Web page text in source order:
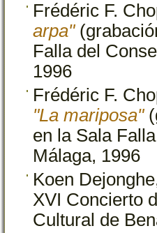
Frédéric F.
arpa"
Falla del
1996
Frédéric F.
"La mariposa"
en la Sala
Málaga, 1996
Koen
XVI Concierto
Cultural de